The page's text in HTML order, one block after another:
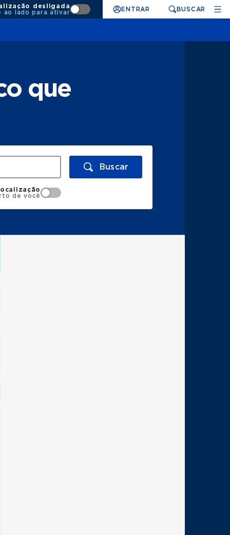
desligada
ao lado para ativar
ENTRAR BUSCAR
que
Buscar
de você